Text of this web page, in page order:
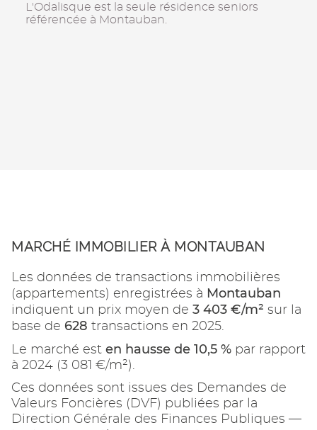
L'Odalisque est la seule résidence seniors
référencée à Montauban.
MARCHÉ IMMOBILIER À MONTAUBAN
Les données de transactions immobilières
(appartements) enregistrées à Montauban
indiquent un prix moyen de 3 403 €/m² sur la
base de 628 transactions en 2025.
Le marché est en hausse de 10,5 % par rapport
à 2024 (3 081 €/m²).
Ces données sont issues des Demandes de
Valeurs Foncières (DVF) publiées par la
Direction Générale des Finances Publiques —